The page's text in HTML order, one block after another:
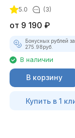
комплект)
5.0 (3)
от 9 190 ₽
Бонусных рублей
275.98руб.
В наличии
В корзину
Купить в 1